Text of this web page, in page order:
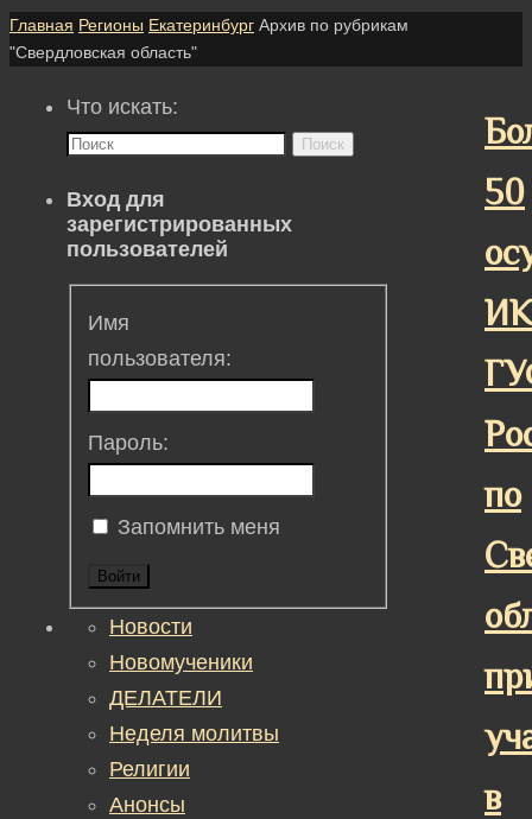
Главная Регионы Екатеринбург Архив по рубрикам
"Свердловская область"
50
по
в
Что искать:
Поиск
Вход для
зарегистрированных
пользователей
Имя
пользователя:
Пароль:
Запомнить меня
Войти
Новости
Новомученики
ДЕЛАТЕЛИ
Неделя молитвы
Религии
Анонсы